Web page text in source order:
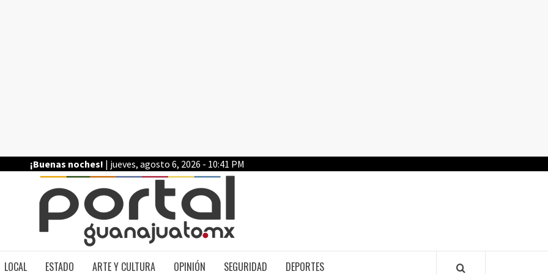
¡Buenas noches! | jueves, agosto 6, 2026 - 10:41 PM
LOCAL ESTADO ARTE Y CULTURA OPINIÓN SEGURIDAD DEPORTES